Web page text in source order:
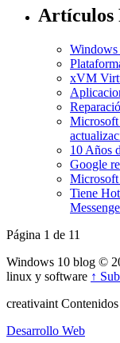
Artículos
Windows
xVM
Microsoft
10 Años
Google
Microsoft
Tiene
Página 1 de 11
Windows 10 blog ©
linux y software ↑
creativaint Contenidos
Desarrollo Web